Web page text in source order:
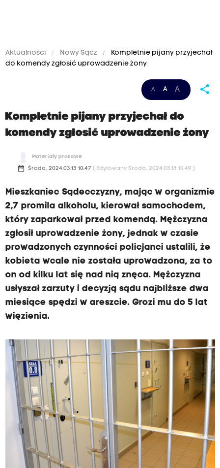
Aktualności Nowy Sącz
Kompletnie pijany przyjechał
do komendy zgłosić uprowadzenie żony
A A A share
Kompletnie pijany przyjechał do
komendy zgłosić uprowadzenie żony
Materiały prasowe
date_range Środa, 2024.03.13 10:47 ( Edytowany Środa, 2024.03.13 10:49 )
Mieszkaniec Sądecczyzny, mając w organizmie
2,7 promila alkoholu, kierował samochodem,
który zaparkował przed komendą. Mężczyzna
zgłosił uprowadzenie żony, jednak w czasie
prowadzonych czynności policjanci ustalili, że
kobieta wcale nie została uprowadzona, za to
on od kilku lat się nad nią znęca. Mężczyzna
usłyszał zarzuty i decyzją sądu najbliższe dwa
miesiące spędzi w areszcie. Grozi mu do 5 lat
więzienia.